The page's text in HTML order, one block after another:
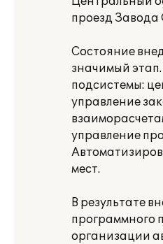
проезд Завода
Состояние
значимый
подсистемы:
управление
управление
мест.
В результате
программного
организации